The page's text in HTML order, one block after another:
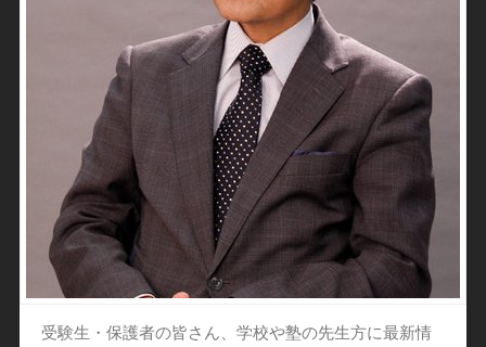
受験生・保護者の皆さん、学校や塾の先生方に最新情